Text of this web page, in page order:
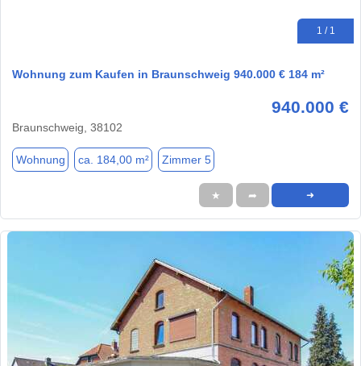
1 / 1
Wohnung zum Kaufen in Braunschweig 940.000 € 184 m²
940.000 €
Braunschweig, 38102
Wohnung ca. 184,00 m² Zimmer 5
★ ➦ ➜